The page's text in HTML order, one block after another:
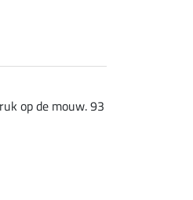
op de mouw. 93